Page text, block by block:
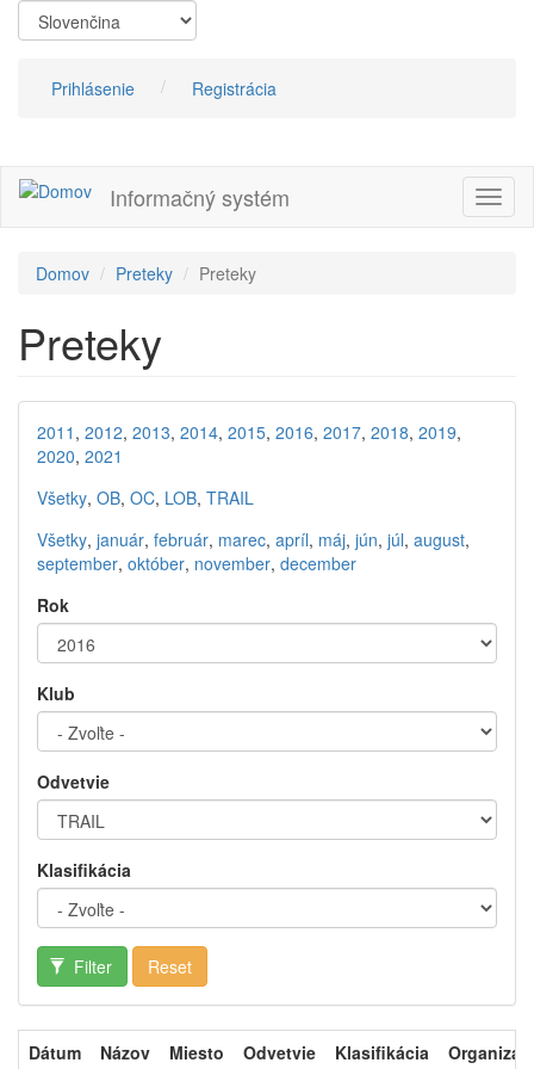
Skočiť
na
Prihlásenie Registrácia
Informačný systém
Domov Preteky Preteky
Preteky
2011 , 2012, 2013, 2014, 2015, 2016, 2017, 2018, 2019,
2020, 2021
Všetky, OB, OC, LOB, TRAIL
Všetky, január, február, marec, apríl, máj, jún, júl, august,
september, október, november, december
Rok
Klub
Odvetvie
Klasifikácia
Filter Reset
Dátum Názov Miesto Odvetvie Klasifikácia